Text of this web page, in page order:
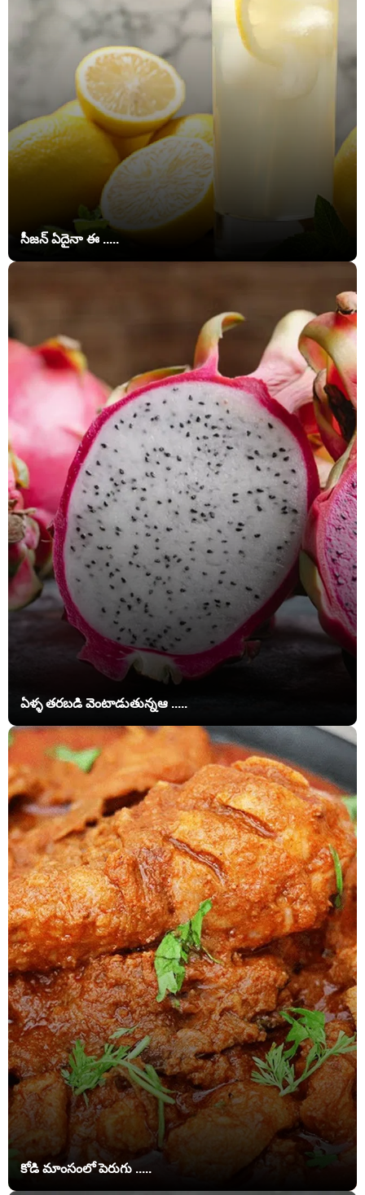
సీజన్ ఏదైనా ఈ .....
ఏళ్ళ తరబడి వెంటాడుతున్నఆ .....
కోడి మాంసంలో పెరుగు .....